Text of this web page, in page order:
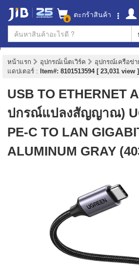
0 ตะกร้าสินค้า
หน้าแรก อุปกรณ์เน็ตเวิร์ค อุปกรณ์เครือข่า
แดปเตอร์ : Item#: 8101513594 [ 23,031 view ]
USB TO ETHERNET
ปกรณ์แปลงสัญญาณ)
PE-C TO LAN
ALUMINUM GRAY